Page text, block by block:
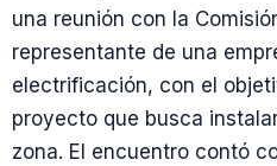
una reunión con la
representante de una
electrificación, con el
proyecto que busca
zona. El encuentro contó